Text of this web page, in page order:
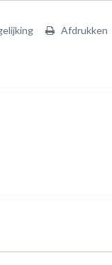
Afdrukken